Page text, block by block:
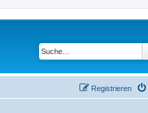
Registrieren